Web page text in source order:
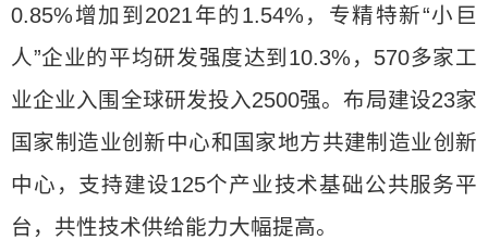
0.85%增加到2021年的1.54%，专精特新“小巨
人”企业的平均研发强度达到10.3%，570多家工
业企业入围全球研发投入2500强。布局建设23家
国家制造业创新中心和国家地方共建制造业创新
中心，支持建设125个产业技术基础公共服务平
台，共性技术供给能力大幅提高。